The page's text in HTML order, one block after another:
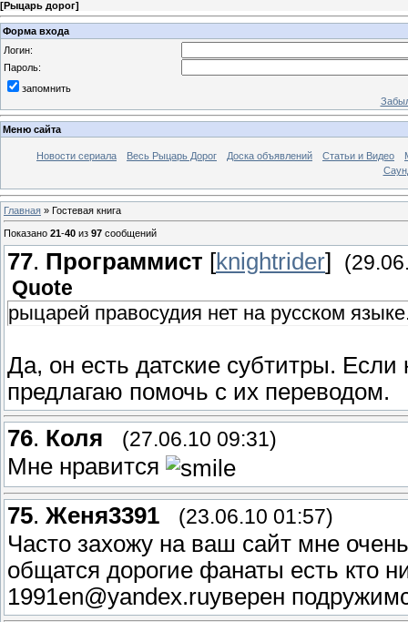
[Рыцарь дорог]
Форма входа
Логин:
Пароль:
запомнить
Меню сайта
Новости сериала Весь Рыцарь Дорог Доска объявлений Статьи и Видео
Главная » Гостевая книга
Показано 21-40 из 97 сообщений
77. Программист [knightrider]
Quote
рыцарей правосудия нет на русском
Да, он есть датские субтитры.
предлагаю помочь с их переводом.
76. Коля (27.06.10 09:31)
Мне нравится
75. Женя3391 (23.06.10 01:57)
Часто захожу на ваш сайт мне
общатся дорогие фанаты есть кто
1991en@yandex.ruуверен